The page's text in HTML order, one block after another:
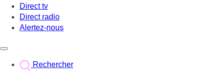
Direct tv
Direct radio
Alertez-nous
Rechercher